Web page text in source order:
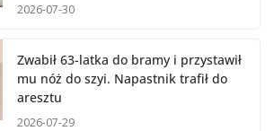
2026-07-30
Zwabił 63-latka do bramy i przystawił
mu nóż do szyi. Napastnik trafił do
aresztu
2026-07-29